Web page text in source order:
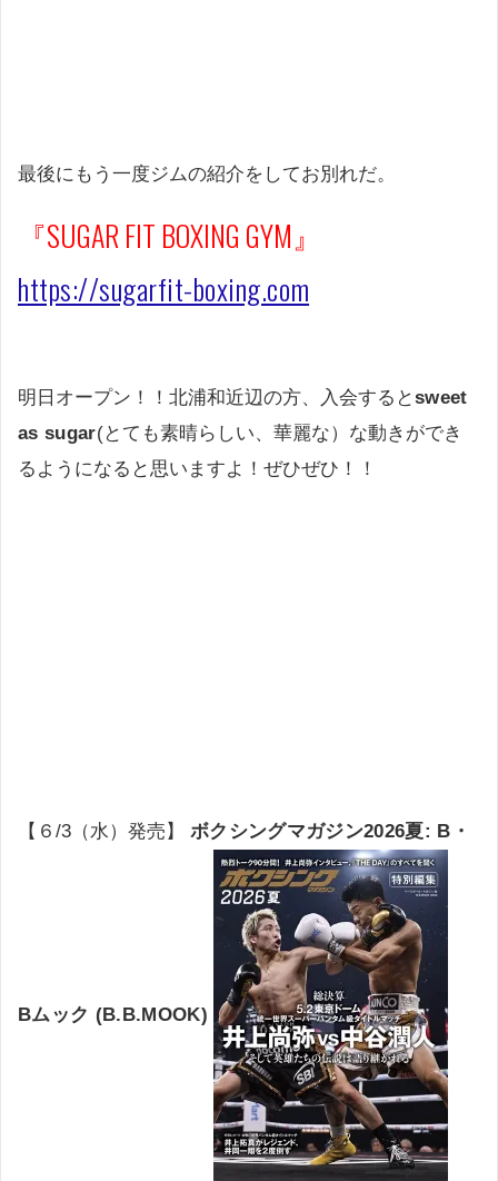
最後にもう一度ジムの紹介をしてお別れだ。
『SUGAR FIT BOXING GYM』
https://sugarfit-boxing.com
明日オープン！！北浦和近辺の方、入会するとsweet
as sugar(とても素晴らしい、華麗な）な動きができ
るようになると思いますよ！ぜひぜひ！！
【６/3（水）発売】 ボクシングマガジン2026夏: B・
Bムック (B.B.MOOK)